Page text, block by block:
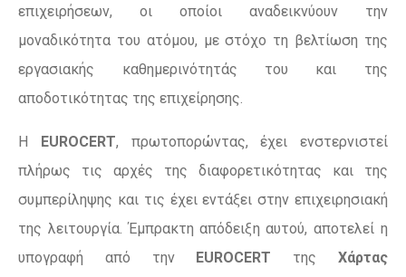
επιχειρήσεων, οι οποίοι αναδεικνύουν την
μοναδικότητα του ατόμου, με στόχο τη βελτίωση της
εργασιακής καθημερινότητάς του και της
αποδοτικότητας της επιχείρησης.
Η EUROCERT, πρωτοπορώντας, έχει ενστερνιστεί
πλήρως τις αρχές της διαφορετικότητας και της
συμπερίληψης και τις έχει εντάξει στην επιχειρησιακή
της λειτουργία. Έμπρακτη απόδειξη αυτού, αποτελεί η
υπογραφή από την EUROCERT της Χάρτας